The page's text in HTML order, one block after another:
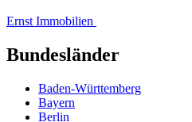
Ernst Immobilien
Bundesländer
Baden-Württemberg
Bayern
Berlin